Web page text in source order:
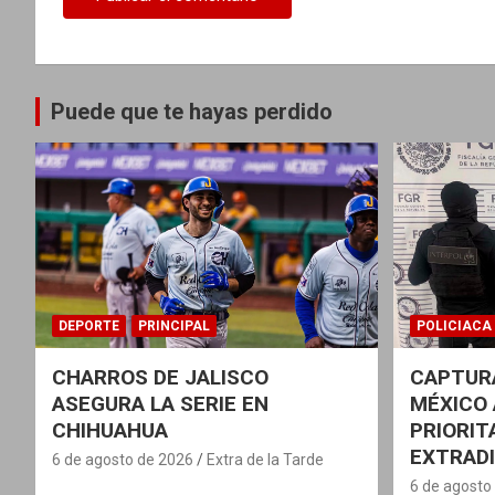
Puede que te hayas perdido
DEPORTE PRINCIPAL
CHARROS DE JALISCO
ASEGURA LA SERIE EN
CHIHUAHUA
6 de agosto de 2026 Extra de la Tarde
POLICIACA
MÉXICO
6 de agosto